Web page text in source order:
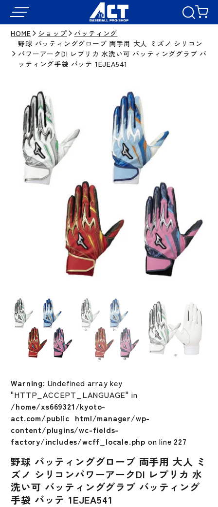
HOME ショップ
バッティング
野球 バッティンググローブ 両手用 大人 ミズノ シリコン
パワーアークDI レプリカ 水洗い可 バッティンググラブ バ
ッティング手袋 バッテ 1EJEA541
Warning: Undefined array key
"HTTP_ACCEPT_LANGUAGE" in
/home/xs669321/kyoto-
act.com/public_html/manager/wp-
content/plugins/wc-fields-
factory/includes/wcff_locale.php on line 227
野球 バッティンググローブ 両手用 大人 ミ
ズノ シリコンパワーアークDI レプリカ 水
洗い可 バッティンググラブ バッティング
手袋 バッテ 1EJEA541